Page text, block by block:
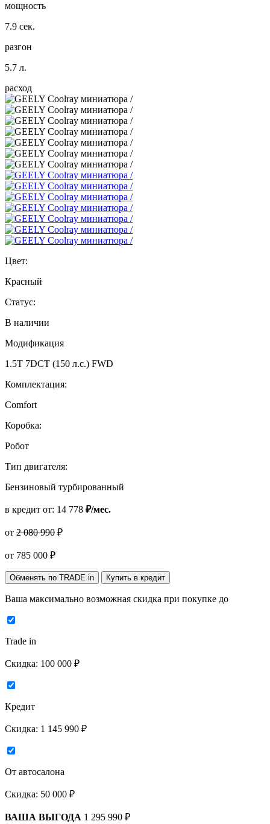
мощность
7.9 сек.
разгон
5.7 л.
расход
Цвет:
Красный
Статус:
В наличии
Модификация
1.5T 7DCT (150 л.с.) FWD
Комплектация:
Comfort
Коробка:
Робот
Тип двигателя:
Бензиновый турбированный
в кредит от: 14 778 ₽/мес.
от 2 080 990 ₽
от 785 000 ₽
Обменять по TRADE in Купить в кредит
Ваша максимально возможная скидка при покупке до
Trade in
Скидка: 100 000 ₽
Кредит
Скидка: 1 145 990 ₽
От автосалона
Скидка: 50 000 ₽
ВАША ВЫГОДА 1 295 990 ₽